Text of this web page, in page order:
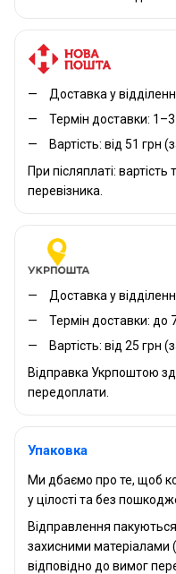
Доставка у
Термін доставки: 1–3
Вартість: від 51 грн
При післяплаті:
перевізника.
Доставка у
Термін доставки: до
Вартість: від 25 грн
Відправка Укрпоштою
передоплати.
Упаковка
Ми дбаємо про те, щоб
у цілості та без
Відправлення пакуються
захисними матеріалами
відповідно до вимог